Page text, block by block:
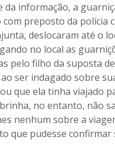
da informação, a
preposto da polícia
deslocaram até o
no local as
pelo filho da suposta
ser indagado sobre
que ela tinha viajado
no entanto, não
nenhum sobre a
que pudesse confirmar